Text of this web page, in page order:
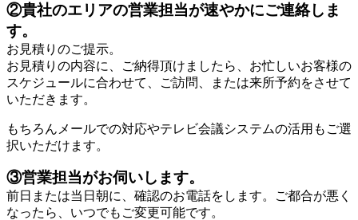
②貴社のエリアの営業担当が速やかにご連絡しま
す。
お見積りのご提示。
お見積りの内容に、ご納得頂けましたら、お忙しいお客様の
スケジュールに合わせて、ご訪問、または来所予約をさせて
いただきます。
もちろんメールでの対応やテレビ会議システムの活用もご選
択いただけます。
③営業担当がお伺いします。
前日または当日朝に、確認のお電話をします。ご都合が悪く
なったら、いつでもご変更可能です。